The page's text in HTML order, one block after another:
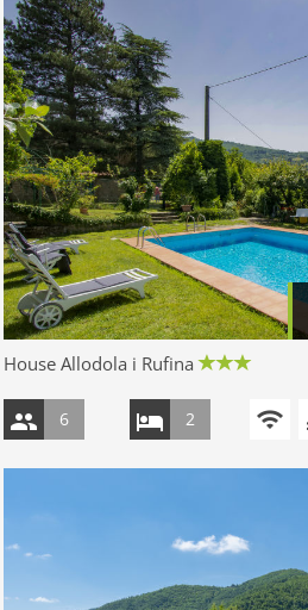
House Allodola i Rufina
6 2